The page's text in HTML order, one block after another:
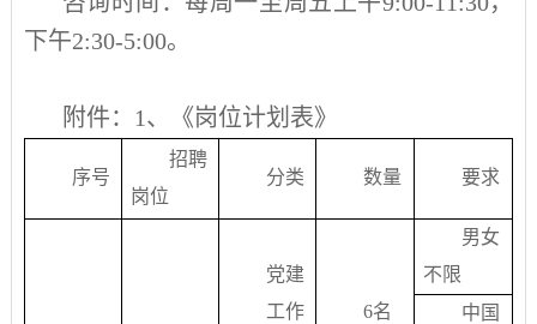
下午2:30-5:00。
附件：1、《岗位计划表》
序号
招聘
岗位
分类 数量 要求
党建
工作
6名
男女
不限
中国